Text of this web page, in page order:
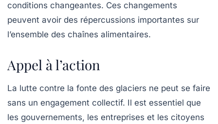
conditions changeantes. Ces changements
peuvent avoir des répercussions importantes sur
l’ensemble des chaînes alimentaires.
Appel à l’action
La lutte contre la fonte des glaciers ne peut se faire
sans un engagement collectif. Il est essentiel que
les gouvernements, les entreprises et les citoyens